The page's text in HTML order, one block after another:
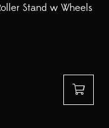
Stand w Wheels